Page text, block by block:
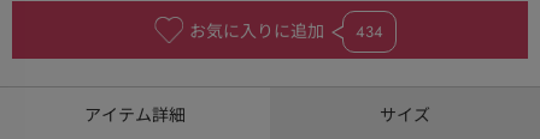
お気に入りに追加 434
アイテム詳細 サイズ